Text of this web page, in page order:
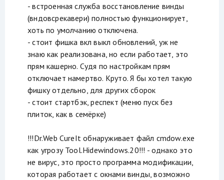
- встроенная служба восстановление винды
(вндовсрекавери) полностью функционирует,
хоть по умолчанию отключена.
- стоит фишка вкл выкл обновлений, уж не
знаю как реализована, но если работает, это
прям кашерно. Судя по настройкам прям
отключает намертво. Круто. Я бы хотел такую
фишку отдельно, для других сборок
- стоит стартбэк, респект (меню пуск без
плиток, как в семёрке)
!!!Dr.Web CureIt обнаруживает файл cmdow.exe
как угрозу Tool.Hidewindows.20!!! - однако это
не вирус, это просто программа модификации,
которая работает с окнами винды, возможно